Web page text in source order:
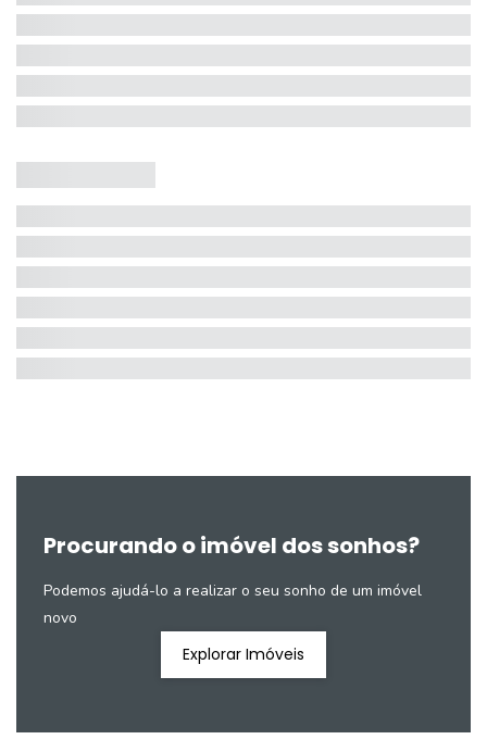
Procurando o imóvel dos sonhos?
Podemos ajudá-lo a realizar o seu sonho de um imóvel
novo
Explorar Imóveis